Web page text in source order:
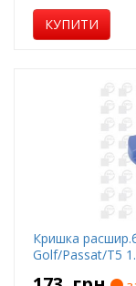
КУПИТИ
Кришка
Golf/Passat/T5